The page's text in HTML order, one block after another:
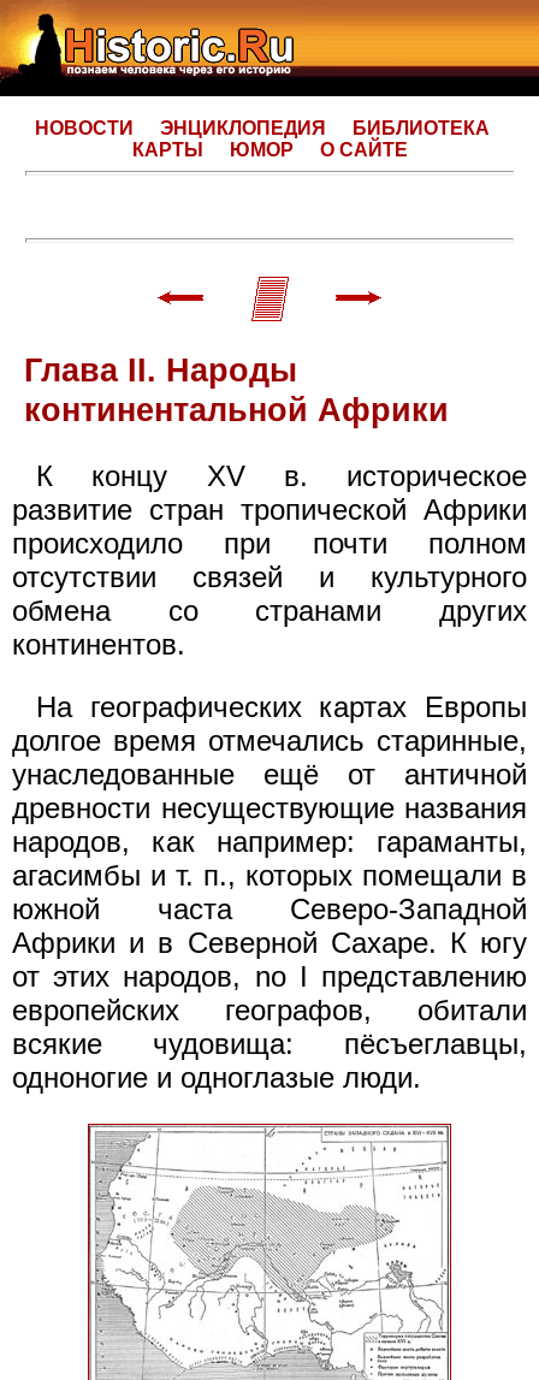
НОВОСТИ ЭНЦИКЛОПЕДИЯ
БИБЛИОТЕКА
КАРТЫ
ЮМОР О САЙТЕ
Глава II. Народы
континентальной Африки
К концу XV в. историческое
развитие стран тропической Африки
происходило при почти полном
отсутствии связей и культурного
обмена со странами других
континентов.
На географических картах Европы
долгое время отмечались старинные,
унаследованные ещё от античной
древности несуществующие названия
народов, как например: гараманты,
агасимбы и т. п., которых помещали в
южной часта Северо-Западной
Африки и в Северной Сахаре. К югу
от этих народов, no I представлению
европейских географов, обитали
всякие чудовища: пёсъеглавцы,
одноногие и одноглазые люди.